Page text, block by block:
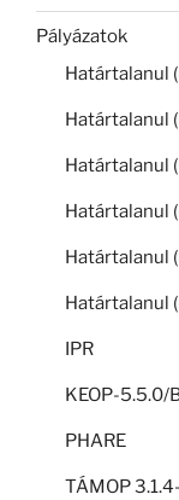
Pályázatok
Határtalanul
Határtalanul
Határtalanul
Határtalanul
Határtalanul
Határtalanul
IPR
KEOP-5.5.0/
PHARE
TÁMOP